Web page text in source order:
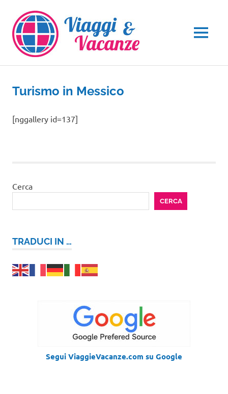
contenuto
MENU
Turismo in Messico
[nggallery id=137]
Cerca
CERCA
TRADUCI IN …
Segui ViaggieVacanze.com su Google